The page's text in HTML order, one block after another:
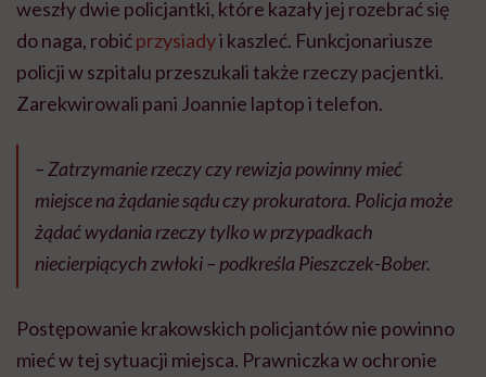
weszły dwie policjantki, które kazały jej rozebrać się
do naga, robićprzysiadyi kaszleć. Funkcjonariusze
policji w szpitalu przeszukali także rzeczy pacjentki.
Zarekwirowali pani Joannie laptop i telefon.
– Zatrzymanie rzeczy czy rewizja powinny mieć
miejsce na żądanie sądu czy prokuratora. Policja może
żądać wydania rzeczy tylko w przypadkach
niecierpiących zwłoki – podkreśla Pieszczek-Bober.
Postępowanie krakowskich policjantów nie powinno
mieć w tej sytuacji miejsca. Prawniczka w ochronie